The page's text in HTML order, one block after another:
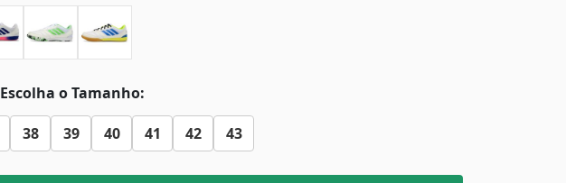
Escolha o Tamanho:
38 39 40 41 42 43